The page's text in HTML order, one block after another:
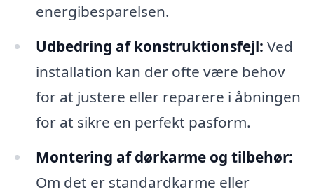
energibesparelsen.
Udbedring af konstruktionsfejl: Ved
installation kan der ofte være behov
for at justere eller reparere i åbningen
for at sikre en perfekt pasform.
Montering af dørkarme og tilbehør:
Om det er standardkarme eller